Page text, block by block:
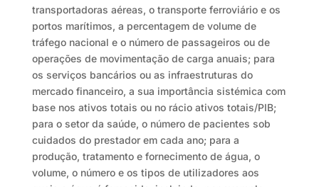
transportadoras aéreas, o transporte ferroviário e os
portos marítimos, a percentagem de volume de
tráfego nacional e o número de passageiros ou de
operações de movimentação de carga anuais; para
os serviços bancários ou as infraestruturas do
mercado financeiro, a sua importância sistémica com
base nos ativos totais ou no rácio ativos totais/PIB;
para o setor da saúde, o número de pacientes sob
cuidados do prestador em cada ano; para a
produção, tratamento e fornecimento de água, o
volume, o número e os tipos de utilizadores aos